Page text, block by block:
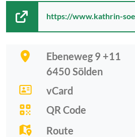
Ebeneweg 9 +11
6450 Sölden
vCard
QR Code
Route
https://www.kathrin-